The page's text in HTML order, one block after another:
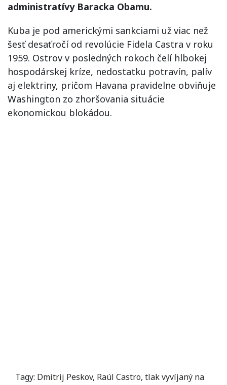
administratívy Baracka Obamu.
Kuba je pod americkými sankciami už viac než
šesť desaťročí od revolúcie Fidela Castra v roku
1959. Ostrov v posledných rokoch čelí hlbokej
hospodárskej kríze, nedostatku potravín, palív
aj elektriny, pričom Havana pravidelne obviňuje
Washington zo zhoršovania situácie
ekonomickou blokádou.
Tagy: Dmitrij Peskov, Raúl Castro, tlak vyvíjaný na